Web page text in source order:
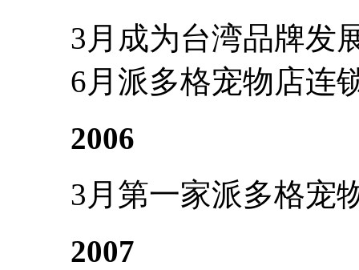
3月成为台湾品牌发
6月派多格宠物店连
2006
3月第一家派多格宠
2007